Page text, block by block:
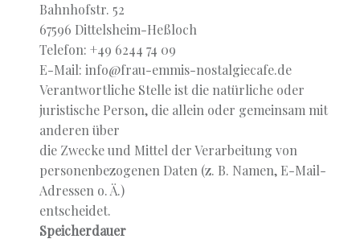
Bahnhofstr. 52
67596 Dittelsheim-Heßloch
Telefon: +49 6244 74 09
E-Mail: info@frau-emmis-nostalgiecafe.de
Verantwortliche Stelle ist die natürliche oder
juristische Person, die allein oder gemeinsam mit
anderen über
die Zwecke und Mittel der Verarbeitung von
personenbezogenen Daten (z. B. Namen, E-Mail-
Adressen o. Ä.)
entscheidet.
Speicherdauer